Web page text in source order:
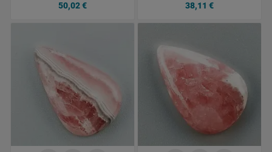
Cabochon Liscio Fatto A
50,02 €
Cabochon Liscio Fatto A
38,11 €